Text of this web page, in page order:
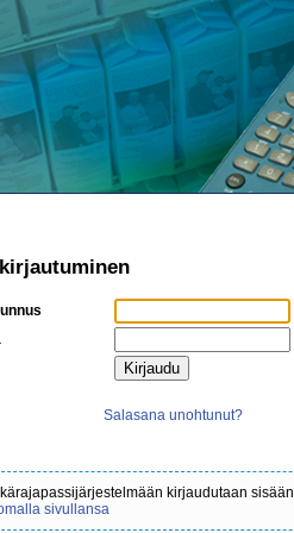
Salasana unohtunut?
kirjaudutaan sisään
sivullansa